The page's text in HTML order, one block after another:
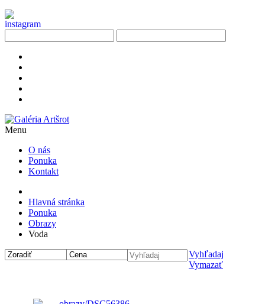
Menu
O nás
Ponuka
Kontakt
Hlavná stránka
Ponuka
Obrazy
Voda
Vyhľadaj
Vymazať